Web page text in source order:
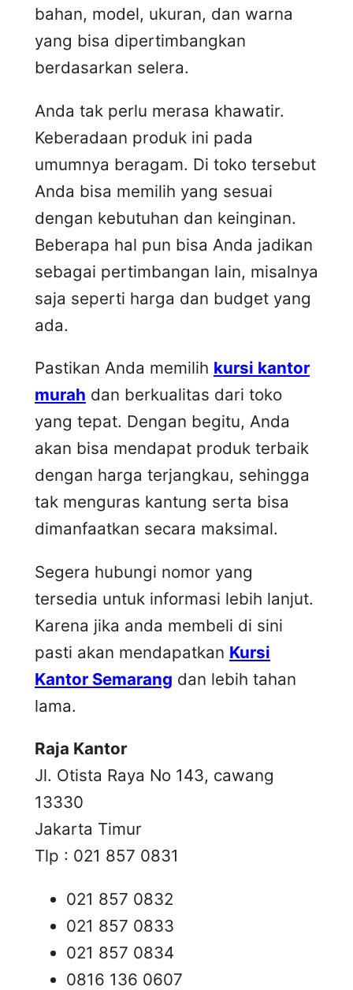
bahan, model, ukuran, dan warna
yang bisa dipertimbangkan
berdasarkan selera.
Anda tak perlu merasa khawatir.
Keberadaan produk ini pada
umumnya beragam. Di toko tersebut
Anda bisa memilih yang sesuai
dengan kebutuhan dan keinginan.
Beberapa hal pun bisa Anda jadikan
sebagai pertimbangan lain, misalnya
saja seperti harga dan budget yang
ada.
Pastikan Anda memilih kursi kantor
murah dan berkualitas dari toko
yang tepat. Dengan begitu, Anda
akan bisa mendapat produk terbaik
dengan harga terjangkau, sehingga
tak menguras kantung serta bisa
dimanfaatkan secara maksimal.
Segera hubungi nomor yang
tersedia untuk informasi lebih lanjut.
Karena jika anda membeli di sini
pasti akan mendapatkan Kursi
Kantor Semarang dan lebih tahan
lama.
Raja Kantor
Jl. Otista Raya No 143, cawang
13330
Jakarta Timur
Tlp : 021 857 0831
021 857 0832
021 857 0833
021 857 0834
0816 136 0607